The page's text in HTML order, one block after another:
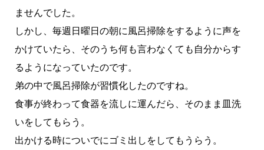
ませんでした。
しかし、毎週日曜日の朝に風呂掃除をするように声を
かけていたら、そのうち何も言わなくても自分からす
るようになっていたのです。
弟の中で風呂掃除が習慣化したのですね。
食事が終わって食器を流しに運んだら、そのまま皿洗
いをしてもらう。
出かける時についでにゴミ出しをしてもうらう。